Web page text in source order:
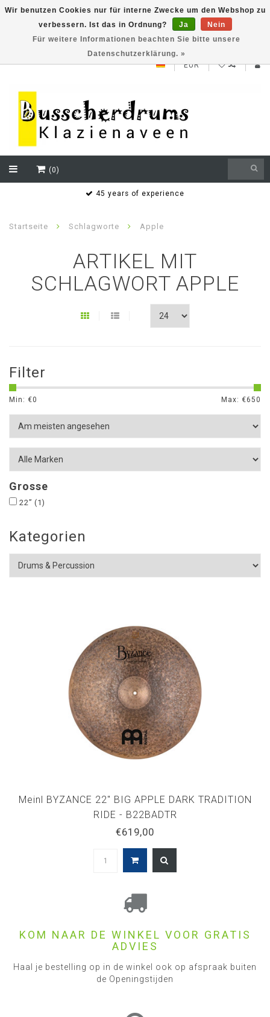
NEW ROLAND V71 series testklaar
EUR
(0)
45 years of experience
Startseite Schlagworte Apple
ARTIKEL MIT
SCHLAGWORT APPLE
Filter
Min: €0 Max: €650
Grosse
22” (1)
Kategorien
Meinl BYZANCE 22" BIG APPLE DARK TRADITION
RIDE - B22BADTR
€619,00
Wir benutzen Cookies nur für interne Zwecke um den Webshop zu
verbessern. Ist das in Ordnung?
Ja
Nein
Für weitere Informationen beachten Sie bitte unsere
Datenschutzerklärung. »
KOM NAAR DE WINKEL VOOR GRATIS
ADVIES
Haal je bestelling op in de winkel ook op afspraak buiten
de Openingstijden